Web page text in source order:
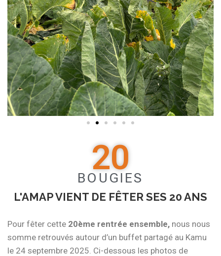
20
BOUGIES
L'AMAP VIENT DE FÊTER SES 20 ANS
Pour fêter cette 20ème rentrée ensemble, nous nous
somme retrouvés autour d’un buffet partagé au Kamu
le 24 septembre 2025. Ci-dessous les photos de